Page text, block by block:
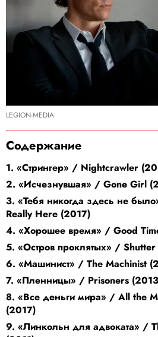
LEGION-MEDIA
Содержание
1. «Стрингер» / Nightcrawler
2. «Исчезнувшая» / Gone Girl
3. «Тебя никогда здесь не
Really Here (2017)
4. «Хорошее время» / Good
5. «Остров проклятых» /
6. «Машинист» / The Machinist
7. «Пленницы» / Prisoners
8. «Все деньги мира» / All the
(2017)
9. «Линкольн для адвоката» /